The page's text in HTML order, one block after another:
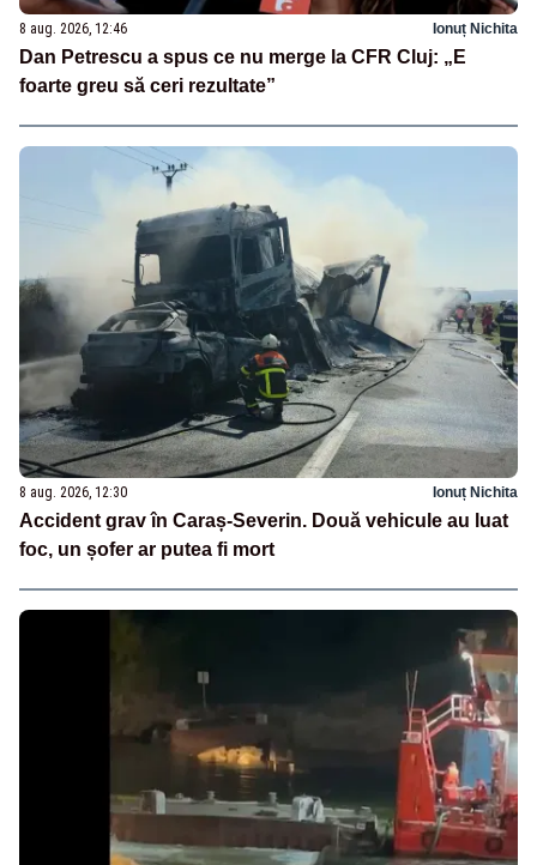
8 aug. 2026, 12:46 Ionuț Nichita
Dan Petrescu a spus ce nu merge la CFR Cluj: „E
foarte greu să ceri rezultate”
8 aug. 2026, 12:30 Ionuț Nichita
Accident grav în Caraș-Severin. Două vehicule au luat
foc, un șofer ar putea fi mort